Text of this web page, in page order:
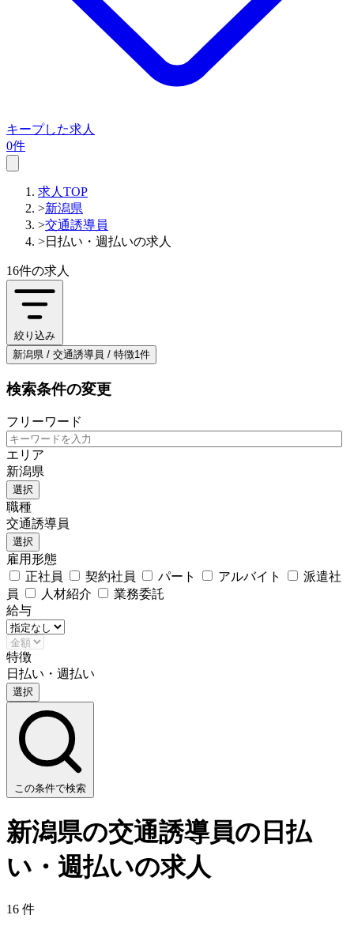
キープした求人
0件
求人TOP
>新潟県
>交通誘導員
>日払い・週払いの求人
16件の求人
絞り込み
新潟県 / 交通誘導員 / 特徴1件
検索条件の変更
フリーワード
エリア
新潟県
選択
職種
交通誘導員
選択
雇用形態
正社員
契約社員 パート アルバイト
派遣社
員
人材紹介
業務委託
給与
特徴
日払い・週払い
選択
この条件で検索
新潟県の交通誘導員の日払
い・週払いの求人
16 件